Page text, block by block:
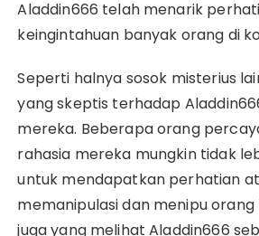
Aladdin666 telah menarik
keingintahuan banyak orang di
Seperti halnya sosok misterius
yang skeptis terhadap
mereka. Beberapa orang
rahasia mereka mungkin tidak
untuk mendapatkan perhatian
memanipulasi dan menipu orang
juga yang melihat Aladdin666